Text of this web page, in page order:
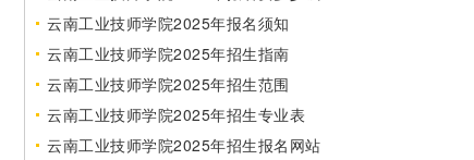
云南工业技师学院2025年报名须知
云南工业技师学院2025年招生指南
云南工业技师学院2025年招生范围
云南工业技师学院2025年招生专业表
云南工业技师学院2025年招生报名网站